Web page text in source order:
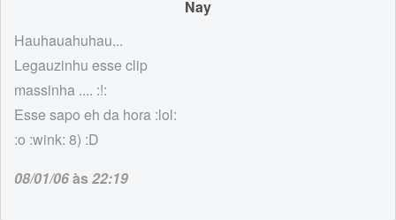
Nay
Hauhauahuhau...
Legauzinhu esse clip
massinha .... :!:
Esse sapo eh da hora :lol:
:o :wink: 8) :D
08/01/06às22:19